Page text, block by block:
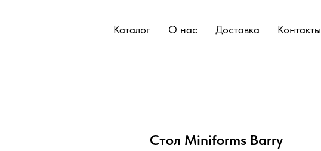
Каталог О нас Доставка Контакты
Стол Miniforms Barry